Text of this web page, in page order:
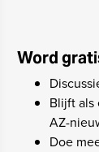
Word
Blijft als
AZ-
Doe